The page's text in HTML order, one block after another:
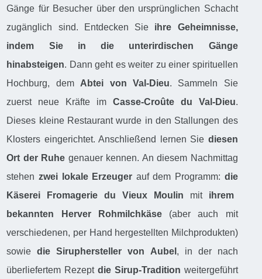
Gänge für Besucher über den ursprünglichen Schacht
zugänglich sind. Entdecken Sie ihre Geheimnisse,
indem Sie in die unterirdischen Gänge
hinabsteigen. Dann geht es weiter zu einer spirituellen
Hochburg, dem Abtei von Val-Dieu. Sammeln Sie
zuerst neue Kräfte im Casse-Croûte du Val-Dieu.
Dieses kleine Restaurant wurde in den Stallungen des
Klosters eingerichtet. Anschließend lernen Sie diesen
Ort der Ruhe genauer kennen. An diesem Nachmittag
stehen zwei lokale Erzeuger auf dem Programm: die
Käserei Fromagerie du Vieux Moulin mit ihrem
bekannten Herver Rohmilchkäse(aber auch mit
verschiedenen, per Hand hergestellten Milchprodukten)
sowiedie Siruphersteller von Aubel , in der nach
überliefertem Rezept die Sirup-Tradition weitergeführt